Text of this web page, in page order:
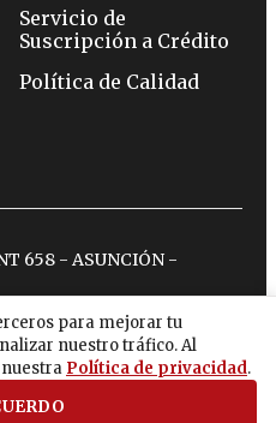
para mejorar tu
nuestro tráfico. Al
Política de privacidad.
Servicio de
Suscripción a Crédito
Política de Calidad
658 - ASUNCIÓN -
youtubespotify